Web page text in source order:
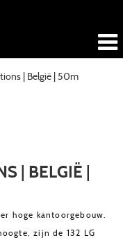
| België | 50m
| BELGIË |
hoge kantoorgebouw.
zijn de 132 LG